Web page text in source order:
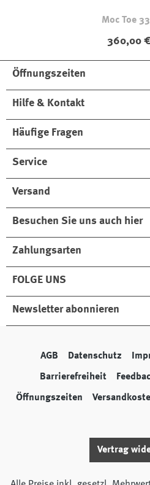
Moc Toe
360,00
Öffnungszeiten
Hilfe & Kontakt
Häufige Fragen
Service
Versand
Besuchen Sie uns auch hier
Zahlungsarten
FOLGE UNS
Newsletter abonnieren
AGB Datenschutz
Barrierefreiheit
Öffnungszeiten
Vertrag